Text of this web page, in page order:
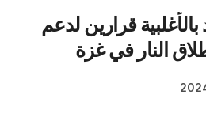
بالأغلبية قرارين لدعم
النار في غزة